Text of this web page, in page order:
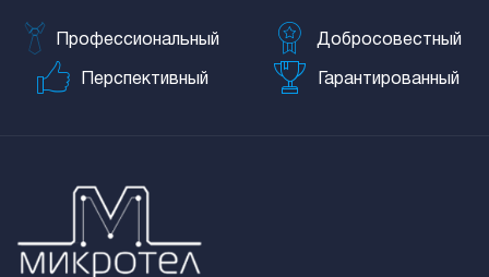
Профессиональный Добросовестный
Перспективный Гарантированный